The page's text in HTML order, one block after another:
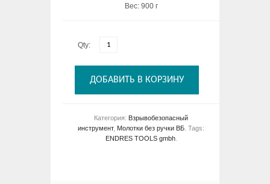
Вес: 900 г
Qty:
ДОБАВИТЬ В КОРЗИНУ
Категория: Взрывобезопасный
инструмент, Молотки без ручки ВБ Tags:
ENDRES TOOLS gmbh.